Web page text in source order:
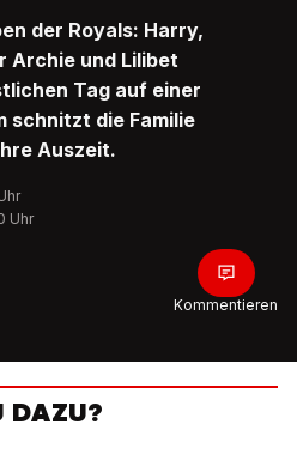
der Royals: Harry,
Archie und Lilibet
Tag auf einer
schnitzt die Familie
Auszeit.
Uhr
Kommentieren
DAZU?